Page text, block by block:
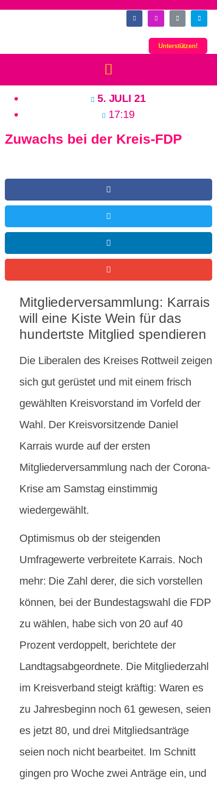
Unterstützen!
5. JULI 21
17:19
Zuwachs bei der Kreis-FDP
Mitgliederversammlung: Karrais
will eine Kiste Wein für das
hundertste Mitglied spendieren
Die Liberalen des Kreises Rottweil zeigen
sich gut gerüstet und mit einem frisch
gewählten Kreisvorstand im Vorfeld der
Wahl. Der Kreisvorsitzende Daniel
Karrais wurde auf der ersten
Mitgliederversammlung nach der Corona-
Krise am Samstag einstimmig
wiedergewählt.
Optimismus ob der steigenden
Umfragewerte verbreitete Karrais. Noch
mehr: Die Zahl derer, die sich vorstellen
können, bei der Bundestagswahl die FDP
zu wählen, habe sich von 20 auf 40
Prozent verdoppelt, berichtete der
Landtagsabgeordnete. Die Mitgliederzahl
im Kreisverband steigt kräftig: Waren es
zu Jahresbeginn noch 61 gewesen, seien
es jetzt 80, und drei Mitgliedsanträge
seien noch nicht bearbeitet. Im Schnitt
gingen pro Woche zwei Anträge ein, und